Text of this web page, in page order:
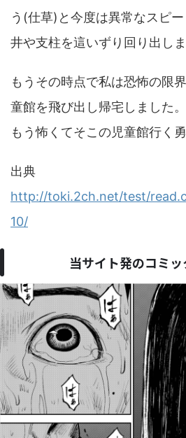
う(仕草)と今度は異常なスピ
井や支柱を這いずり回り出しま
もうその時点で私は恐怖の限
童館を飛び出し帰宅しました。
もう怖くてそこの児童館行く
出典
http://toki.2ch.net/test/
10/
当サイト発のコミ